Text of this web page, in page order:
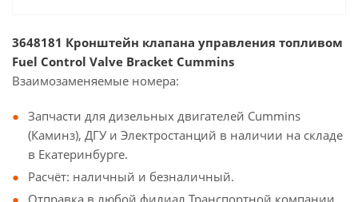
3648181 Кронштейн клапана управления топливом
Fuel Control Valve Bracket Cummins
Взаимозаменяемые номера:
Запчасти для дизельных двигателей Cummins
(Каминз), ДГУ и Электростанций в наличии на складе
в Екатеринбурге.
Расчёт: наличный и безналичный.
Отправка в любой филиал Транспортной компании,